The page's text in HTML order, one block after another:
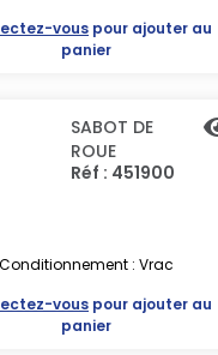
vous pour ajouter au
panier
SABOT DE
ROUE
Réf : 451900
: Vrac
vous pour ajouter au
panier